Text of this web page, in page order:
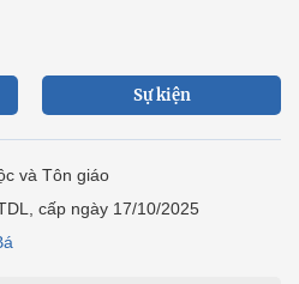
Sự kiện
và Tôn giáo
cấp ngày 17/10/2025